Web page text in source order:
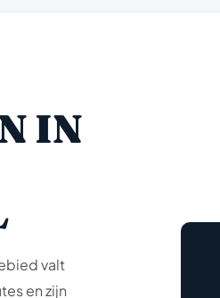
IN
valt
en zijn